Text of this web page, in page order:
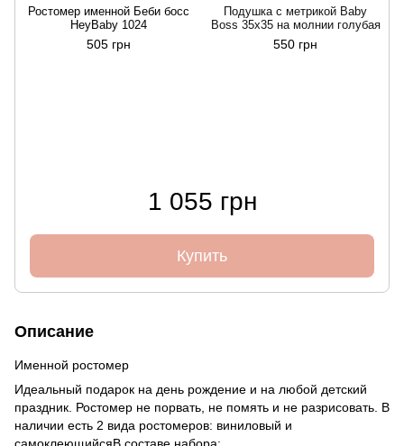
Ростомер именной Беби босс
HeyBaby 1024
505 грн
Подушка с метрикой Baby
Boss 35х35 на молнии голубая
550 грн
1 055 грн
Купить
Описание
Именной ростомер
Идеальный подарок на день рождение и на любой детский
праздник. Ростомер не порвать, не помять и не разрисовать. В
наличии есть 2 вида ростомеров: виниловый и
самоклеющийсяВ составе набора: